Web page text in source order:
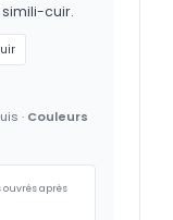
cuir.
· Couleurs
ouvrés après